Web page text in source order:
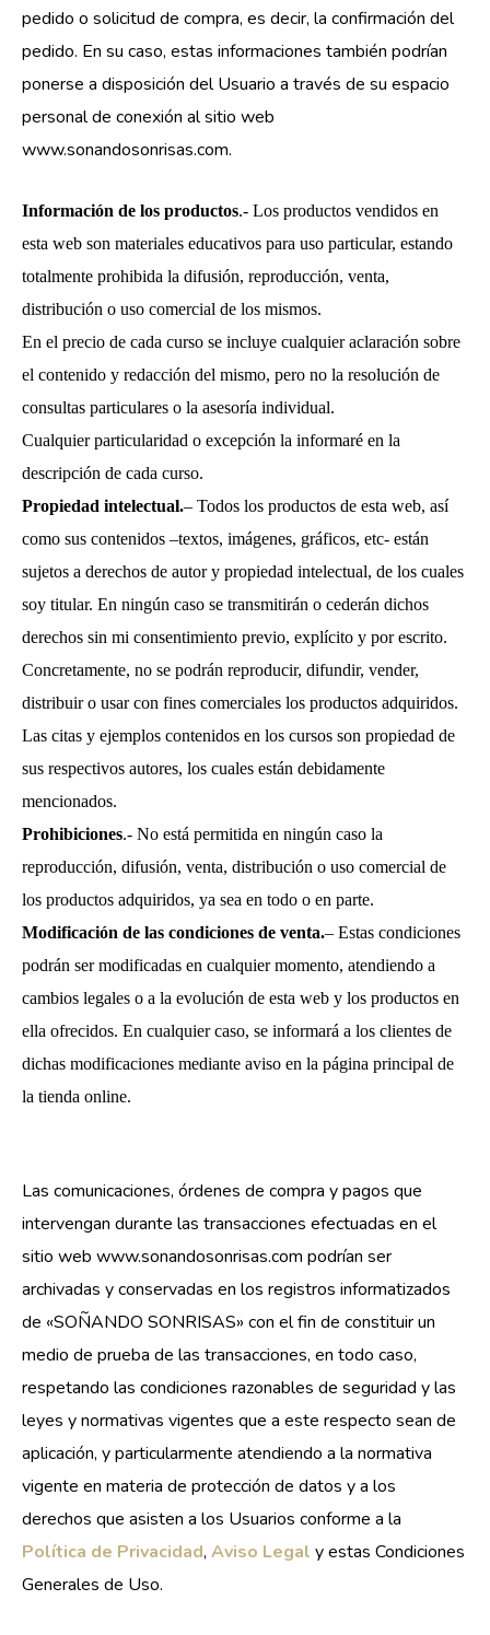
pedido o solicitud de compra, es decir, la confirmación del
pedido. En su caso, estas informaciones también podrían
ponerse a disposición del Usuario a través de su espacio
personal de conexión al sitio web
www.sonandosonrisas.com.
Información de los productos.- Los productos vendidos en
esta web son materiales educativos para uso particular, estando
totalmente prohibida la difusión, reproducción, venta,
distribución o uso comercial de los mismos.
En el precio de cada curso se incluye cualquier aclaración sobre
el contenido y redacción del mismo, pero no la resolución de
consultas particulares o la asesoría individual.
Cualquier particularidad o excepción la informaré en la
descripción de cada curso.
Propiedad intelectual.– Todos los productos de esta web, así
como sus contenidos –textos, imágenes, gráficos, etc- están
sujetos a derechos de autor y propiedad intelectual, de los cuales
soy titular. En ningún caso se transmitirán o cederán dichos
derechos sin mi consentimiento previo, explícito y por escrito.
Concretamente, no se podrán reproducir, difundir, vender,
distribuir o usar con fines comerciales los productos adquiridos.
Las citas y ejemplos contenidos en los cursos son propiedad de
sus respectivos autores, los cuales están debidamente
mencionados.
Prohibiciones.- No está permitida en ningún caso la
reproducción, difusión, venta, distribución o uso comercial de
los productos adquiridos, ya sea en todo o en parte.
Modificación de las condiciones de venta.– Estas condiciones
podrán ser modificadas en cualquier momento, atendiendo a
cambios legales o a la evolución de esta web y los productos en
ella ofrecidos. En cualquier caso, se informará a los clientes de
dichas modificaciones mediante aviso en la página principal de
la tienda online.
Las comunicaciones, órdenes de compra y pagos que
intervengan durante las transacciones efectuadas en el
sitio web www.sonandosonrisas.com podrían ser
archivadas y conservadas en los registros informatizados
de «SOÑANDO SONRISAS» con el fin de constituir un
medio de prueba de las transacciones, en todo caso,
respetando las condiciones razonables de seguridad y las
leyes y normativas vigentes que a este respecto sean de
aplicación, y particularmente atendiendo a la normativa
vigente en materia de protección de datos y a los
derechos que asisten a los Usuarios conforme a la
Política de Privacidad, Aviso Legal y estas Condiciones
Generales de Uso.